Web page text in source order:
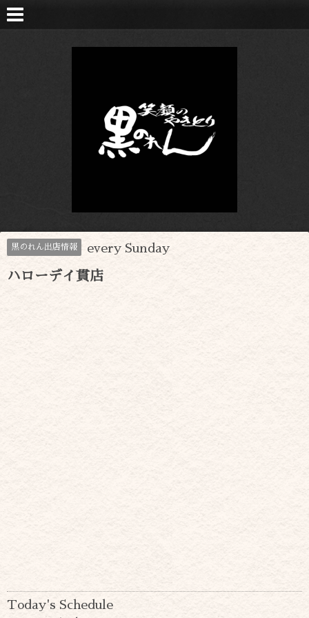
黒のれん出店情報 every Sunday
ハローデイ貫店
Today's Schedule